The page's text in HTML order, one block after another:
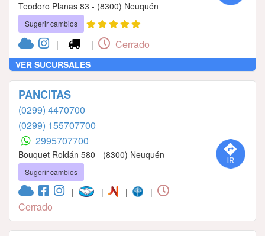
Teodoro Planas 83 - (8300) Neuquén
Sugerir cambios
| | Cerrado
VER SUCURSALES
PANCITAS
(0299) 4470700
(0299) 155707700
2995707700
Bouquet Roldán 580 - (8300) Neuquén
Sugerir cambios
| | | |
Cerrado